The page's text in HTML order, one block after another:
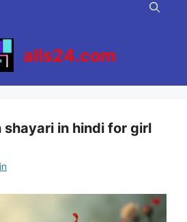
alls24.com
shayari in hindi for girl